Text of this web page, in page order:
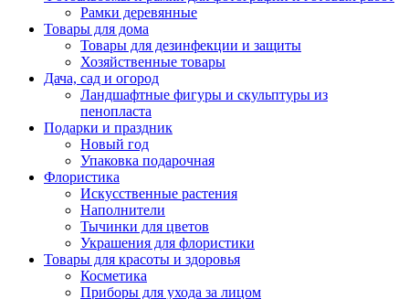
Рамки деревянные
Товары для дома
Товары для дезинфекции и защиты
Хозяйственные товары
Дача, сад и огород
Ландшафтные фигуры и скульптуры из
пенопласта
Подарки и праздник
Новый год
Упаковка подарочная
Флористика
Искусственные растения
Наполнители
Тычинки для цветов
Украшения для флористики
Товары для красоты и здоровья
Косметика
Приборы для ухода за лицом